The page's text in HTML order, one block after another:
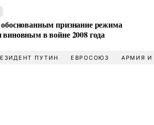
признание режима
в войне 2008 года
ПУТИН ЕВРОСОЮЗ АРМИЯ И